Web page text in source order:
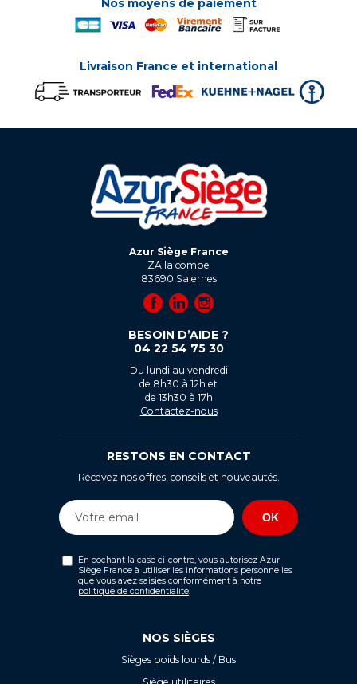
Livraison France et international
Azur Siège France
ZA la combe
83690 Salernes
BESOIN D’AIDE ?
04 22 54 75 30
Du lundi au vendredi
de 8h30 à 12h et
de 13h30 à 17h
Contactez-nous
RESTONS EN CONTACT
Recevez nos offres, conseils et nouveautés.
En cochant la case ci-contre, vous autorisez Azur
Siège France à utiliser les informations personnelles
que vous avez saisies conformément à notre
politique de confidentialité.
NOS SIÈGES
Sièges poids lourds / Bus